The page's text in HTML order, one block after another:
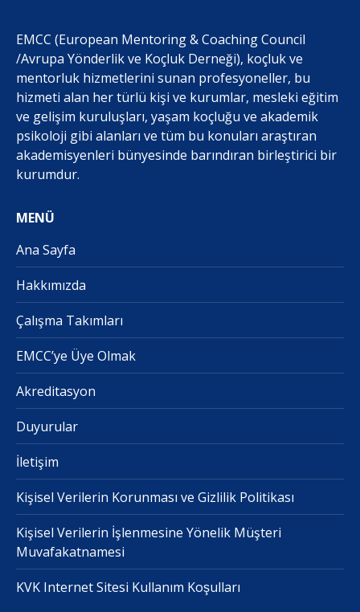
EMCC (European Mentoring & Coaching Council
/Avrupa Yönderlik ve Koçluk Derneği), koçluk ve
mentorluk hizmetlerini sunan profesyoneller, bu
hizmeti alan her türlü kişi ve kurumlar, mesleki eğitim
ve gelişim kuruluşları, yaşam koçluğu ve akademik
psikoloji gibi alanları ve tüm bu konuları araştıran
akademisyenleri bünyesinde barındıran birleştirici bir
kurumdur.
MENÜ
Ana Sayfa
Hakkımızda
Çalışma Takımları
EMCC’ye Üye Olmak
Akreditasyon
Duyurular
İletişim
Kişisel Verilerin Korunması ve Gizlilik Politikası
Kişisel Verilerin İşlenmesine Yönelik Müşteri
Muvafakatnamesi
KVK Internet Sitesi Kullanım Koşulları